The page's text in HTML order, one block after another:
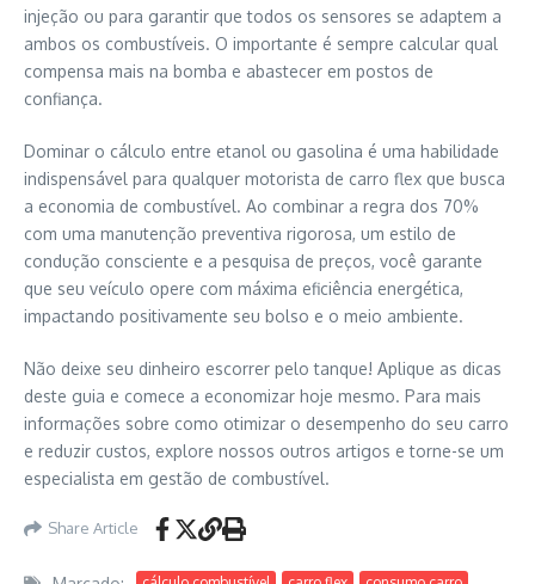
injeção ou para garantir que todos os sensores se adaptem a
ambos os combustíveis. O importante é sempre calcular qual
compensa mais na bomba e abastecer em postos de
confiança.
Dominar o cálculo entre etanol ou gasolina é uma habilidade
indispensável para qualquer motorista de carro flex que busca
a economia de combustível. Ao combinar a regra dos 70%
com uma manutenção preventiva rigorosa, um estilo de
condução consciente e a pesquisa de preços, você garante
que seu veículo opere com máxima eficiência energética,
impactando positivamente seu bolso e o meio ambiente.
Não deixe seu dinheiro escorrer pelo tanque! Aplique as dicas
deste guia e comece a economizar hoje mesmo. Para mais
informações sobre como otimizar o desempenho do seu carro
e reduzir custos, explore nossos outros artigos e torne-se um
especialista em gestão de combustível.
Share Article